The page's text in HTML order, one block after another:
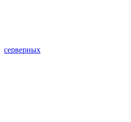
серверных